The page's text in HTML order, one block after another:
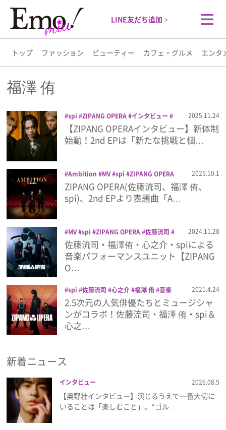
LINE友だち追加 >
トップ ファッション ビューティー カフェ・グルメ エンタ
トップ
ファッション
ビューティー
カフェ・グルメ
エンタメ
ライフスタイル
プレゼント
インタビュー
フィルム
ランキング
Emo!miuとは？
福澤 侑
spi ZIPANG OPERA
インタビュー
プレゼント 佐藤流司 福澤 侑 音楽
2025.11.24
【ZIPANG OPERAインタビュー】新体制
始動！2nd EPは「新たな挑戦と個…
Ambition MV spi
ZIPANG OPERA
佐藤流司 福澤 侑 配信 音楽
2025.10.1
ZIPANG OPERA(佐藤流司、福澤 侑、
spi)、2nd EPより表題曲「A…
MV spi ZIPANG OPERA 佐藤流司
心之介 新曲 楽曲 福澤 侑 音楽
2024.11.28
佐藤流司・福澤侑・心之介・spiによる
音楽パフォーマンスユニット【ZIPANG
O…
spi 佐藤流司 心之介 福澤 侑 音楽 2021.4.24
2.5次元の人気俳優たちとミュージシャ
ンがコラボ！佐藤流司・福澤 侑・spi＆
心之…
新着ニュース
インタビュー 2026.08.5
【奥野壮インタビュー】演じるうえで一番大切に
いることは「楽しむこと」。“ゴル…